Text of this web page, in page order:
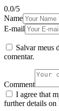
0.0/5
Name
E-mail
Salvar meus
comentar.
Comment
I agree that
further details on